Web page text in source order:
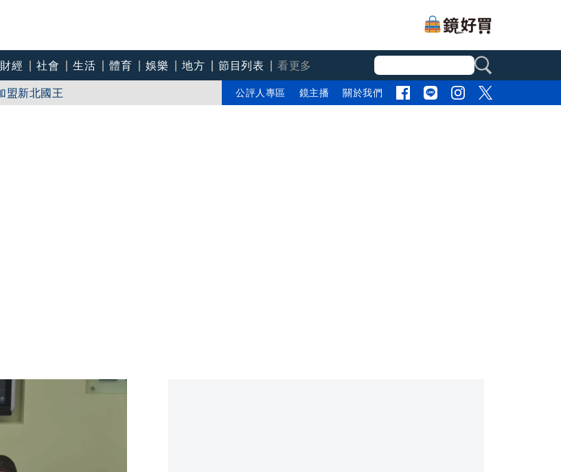
財經 社會 生活 體育 娛樂 地方 節目列表
看更多
新北國王
」 同框陳時中、張淑芬畫面曝光
公評人專區 鏡主播 關於我們